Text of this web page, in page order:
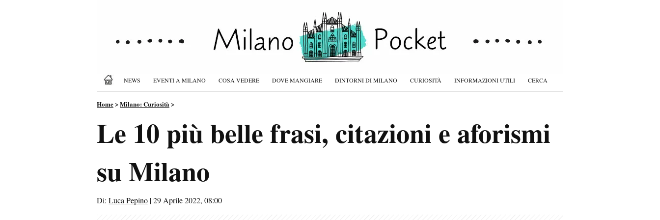
NEWS EVENTI A MILANO COSA VEDERE DOVE MANGIARE DINTORNI DI MILANO CURIOSITÀ INFORMAZIONI UTILI CERCA
Home>Milano: Curiosità>
Le 10 più belle frasi, citazioni e aforismi
su Milano
Di: Luca Pepino |29 Aprile 2022, 08:00